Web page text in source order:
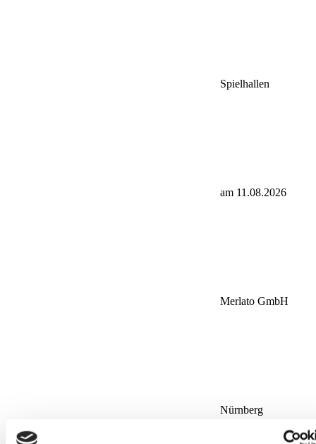
Spielhallen
am 11.08.2026
Merlato GmbH
Nürnberg